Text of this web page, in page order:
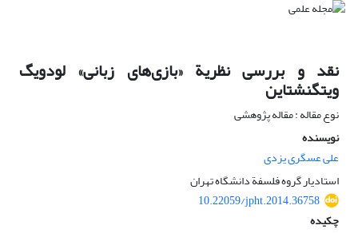
نقد و بررسی نظریة «بازی‌های زبانی» لودویگ
ویتگنشتاین
نوع مقاله : مقاله پژوهشی
نویسنده
علی عسگری یزدی
استادیار گروه فلسفة دانشگاه تهران
10.22059/jpht.2014.36758
چکیده